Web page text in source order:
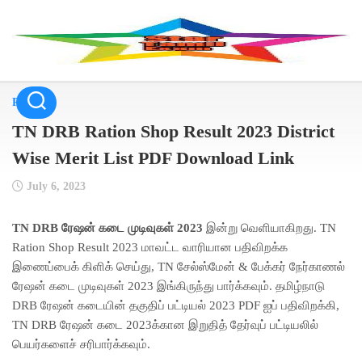
Result
TN DRB Ration Shop Result 2023 District
Wise Merit List PDF Download Link
July 6, 2023
TN DRB ரேஷன் கடை முடிவுகள் 2023 இன்று வெளியாகிறது. TN
Ration Shop Result 2023 மாவட்ட வாரியான பதிவிறக்க
இணைப்பைக் கிளிக் செய்து, TN சேல்ஸ்மேன் & பேக்கர் நேர்காணல்
ரேஷன் கடை முடிவுகள் 2023 இங்கிருந்து பார்க்கவும். தமிழ்நாடு
DRB ரேஷன் கடையின் தகுதிப் பட்டியல் 2023 PDF ஐப் பதிவிறக்கி,
TN DRB ரேஷன் கடை 2023க்கான இறுதித் தேர்வுப் பட்டியலில்
பெயர்களைச் சரிபார்க்கவும்.